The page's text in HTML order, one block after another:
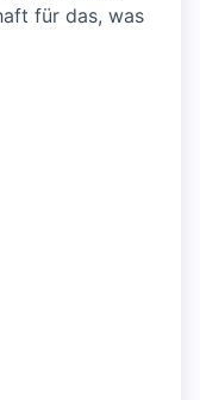
für das, was